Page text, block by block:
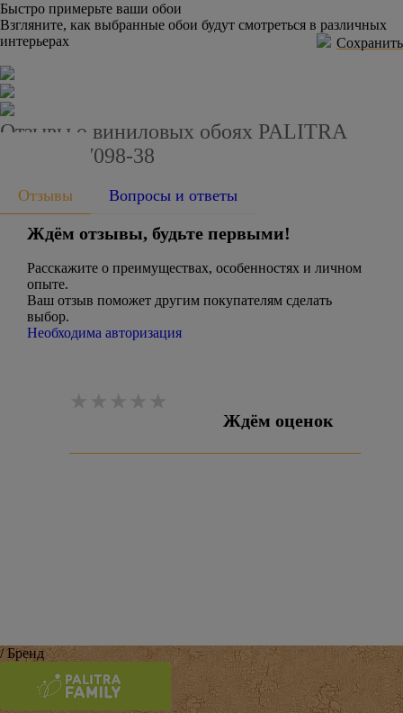
Быстро примерьте ваши обои
Взгляните, как выбранные обои будут смотреться в различных
интерьерах
Сохранить
Отзывы о виниловых обоях PALITRA
FAMILY 7098-38
Отзывы Вопросы и ответы
Ждём отзывы, будьте первыми!
Расскажите о преимуществах, особенностях и личном
опыте.
Ваш отзыв поможет другим покупателям сделать
выбор.
Необходима авторизация
Ждём оценок
/ Бренд